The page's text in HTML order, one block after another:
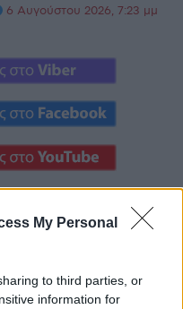
My Personal
to third parties, or
information for
6 Αυγούστου 2026, 7:23 μμ